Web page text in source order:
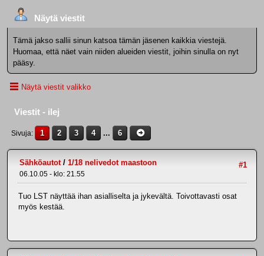
Näytä viestit
Tämä jakso sallii sinun katsoa tämän jäsenen kaikkia viestejä.
Huomaa, että näet vain niiden alueiden viestit, joihin sinulla on nyt
pääsy.
Näytä viestit valikko
Viestit - ilej
Sivuja 1 2 3 4 ... 6
#1
Sähköautot/ 1/18 nelivedot maastoon
06.10.05 - klo: 21.55
Tuo LST näyttää ihan asialliselta ja jykevältä. Toivottavasti osat
myös kestää.